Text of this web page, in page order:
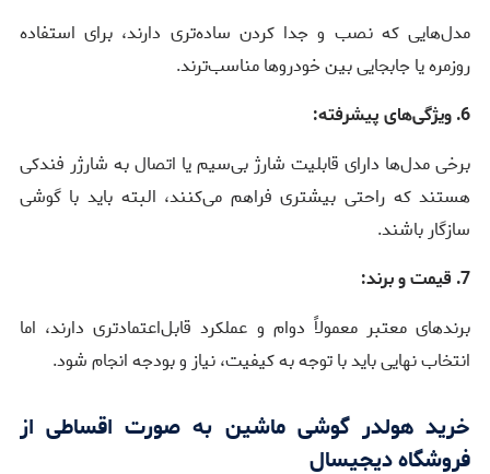
مدل‌هایی که نصب و جدا کردن ساده‌تری دارند، برای استفاده
روزمره یا جابجایی بین خودروها مناسب‌ترند.
6. ویژگی‌های پیشرفته:
برخی مدل‌ها دارای قابلیت شارژ بی‌سیم یا اتصال به شارژر فندکی
هستند که راحتی بیشتری فراهم می‌کنند، البته باید با گوشی
سازگار باشند.
7. قیمت و برند:
برندهای معتبر معمولاً دوام و عملکرد قابل‌اعتمادتری دارند، اما
انتخاب نهایی باید با توجه به کیفیت، نیاز و بودجه انجام شود.
خرید هولدر گوشی ماشین به صورت اقساطی از
فروشگاه دیجیسال